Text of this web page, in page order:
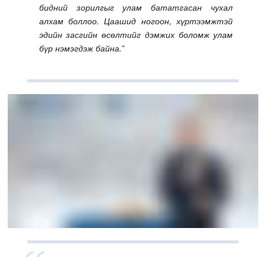
бидний зорилгыг улам бататгасан чухал
алхам боллоо. Цаашид ногоон, хүртээмжтэй
эдийн засгийн өсөлтийг дэмжих боломж улам
бүр нэмэгдэж байна.”